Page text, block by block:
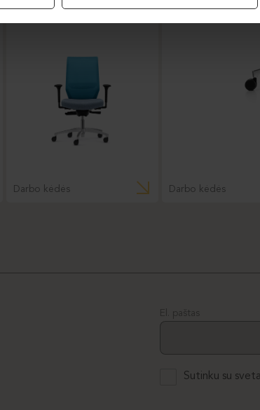
DAUPHIN-SHAPE MESH
Darbo kėdės Darbo kėdės
El. paštas
Sutinku su